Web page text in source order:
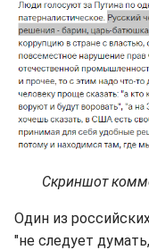
Скриншот
Один из
"не следует